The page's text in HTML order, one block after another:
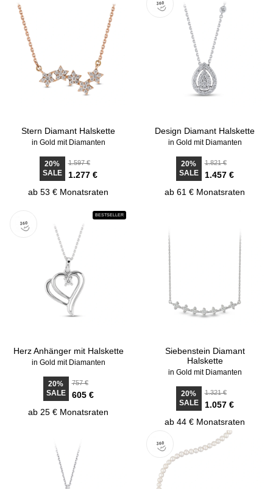
Stern Diamant Halskette
in Gold mit Diamanten
20%
SALE
1.597 €
1.277 €
ab 53 € Monatsraten
Design Diamant Halskette
in Gold mit Diamanten
20%
SALE
1.821 €
1.457 €
ab 61 € Monatsraten
BESTSELLER
Herz Anhänger mit Halskette
in Gold mit Diamanten
20%
SALE
757 €
605 €
ab 25 € Monatsraten
Siebenstein Diamant
Halskette
in Gold mit Diamanten
20%
SALE
1.321 €
1.057 €
ab 44 € Monatsraten